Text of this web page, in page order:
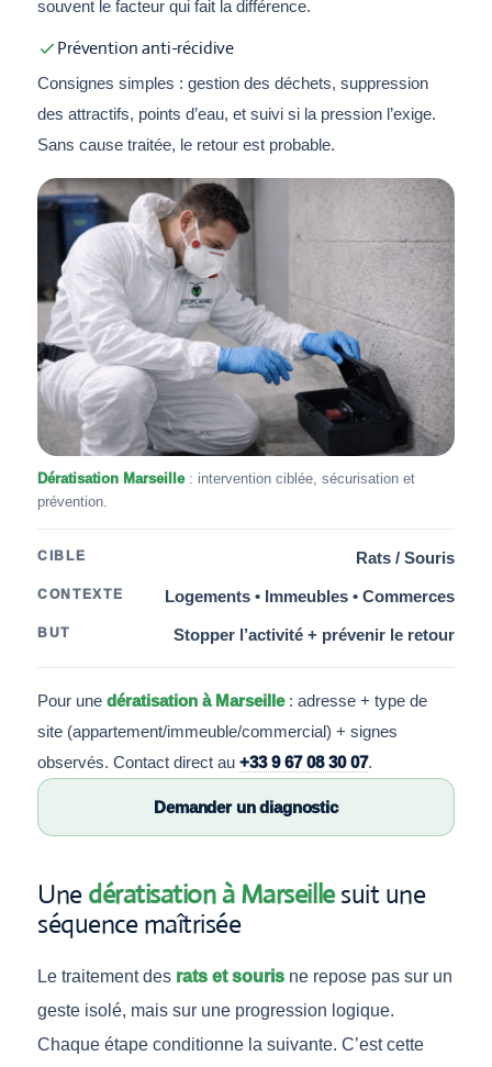
souvent le facteur qui fait la différence.
Prévention anti-récidive
Consignes simples : gestion des déchets, suppression
des attractifs, points d’eau, et suivi si la pression l’exige.
Sans cause traitée, le retour est probable.
Dératisation Marseille: intervention ciblée, sécurisation et
prévention.
CIBLE Rats / Souris
CONTEXTE Logements • Immeubles • Commerces
BUT Stopper l’activité + prévenir le retour
Pour une dératisation à Marseille: adresse + type de
site (appartement/immeuble/commercial) + signes
observés. Contact direct au +33 9 67 08 30 07.
Demander un diagnostic
Une dératisation à Marseillesuit une
séquence maîtrisée
Le traitement des rats et souris ne repose pas sur un
geste isolé, mais sur une progression logique.
Chaque étape conditionne la suivante. C’est cette